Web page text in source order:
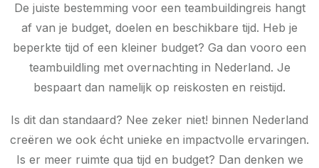
De juiste bestemming voor een teambuildingreis hangt
af van je budget, doelen en beschikbare tijd. Heb je
beperkte tijd of een kleiner budget? Ga dan vooro een
teambuildling met overnachting in Nederland. Je
bespaart dan namelijk op reiskosten en reistijd.
Is dit dan standaard? Nee zeker niet! binnen Nederland
creëren we ook écht unieke en impactvolle ervaringen.
Is er meer ruimte qua tijd en budget? Dan denken we